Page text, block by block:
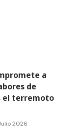
a
de
el terremoto
2026